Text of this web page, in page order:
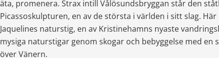
äta, promenera. Strax intill Vålösundsbryggan står den
Picassoskulpturen, en av de största i världen i sitt slag. Här
Jaquelines naturstig, en av Kristinehamns nyaste
mysiga naturstigar genom skogar och bebyggelse med en
över Vänern.